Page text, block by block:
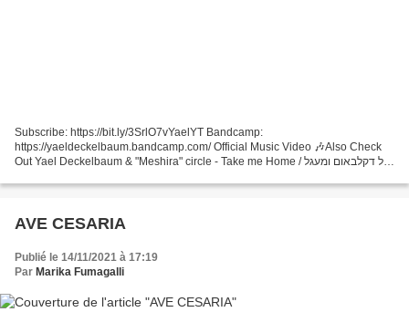
Subscribe: https://bit.ly/3SrlO7vYaelYT Bandcamp:
https://yaeldeckelbaum.bandcamp.com/ Official Music Video 🎶Also Check
Out Yael Deckelbaum & "Meshira" circle - Take me Home / יעל דקלבאום ומעגל
Facebook:https://www.facebook.com/YaelDeckelbaum/...
AVE CESARIA
Publié le 14/11/2021 à 17:19
Par Marika Fumagalli